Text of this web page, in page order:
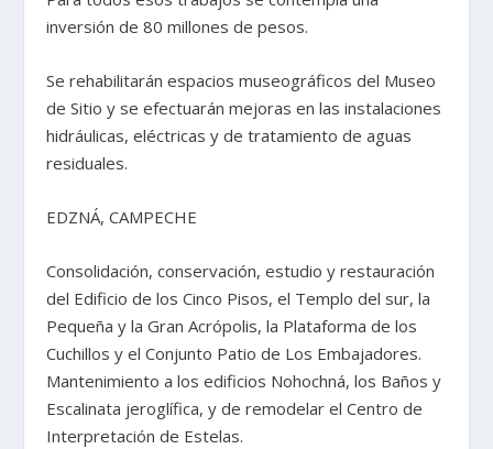
inversión de 80 millones de pesos.
Se rehabilitarán espacios museográficos del Museo
de Sitio y se efectuarán mejoras en las instalaciones
hidráulicas, eléctricas y de tratamiento de aguas
residuales.
EDZNÁ, CAMPECHE
Consolidación, conservación, estudio y restauración
del Edificio de los Cinco Pisos, el Templo del sur, la
Pequeña y la Gran Acrópolis, la Plataforma de los
Cuchillos y el Conjunto Patio de Los Embajadores.
Mantenimiento a los edificios Nohochná, los Baños y
Escalinata jeroglífica, y de remodelar el Centro de
Interpretación de Estelas.